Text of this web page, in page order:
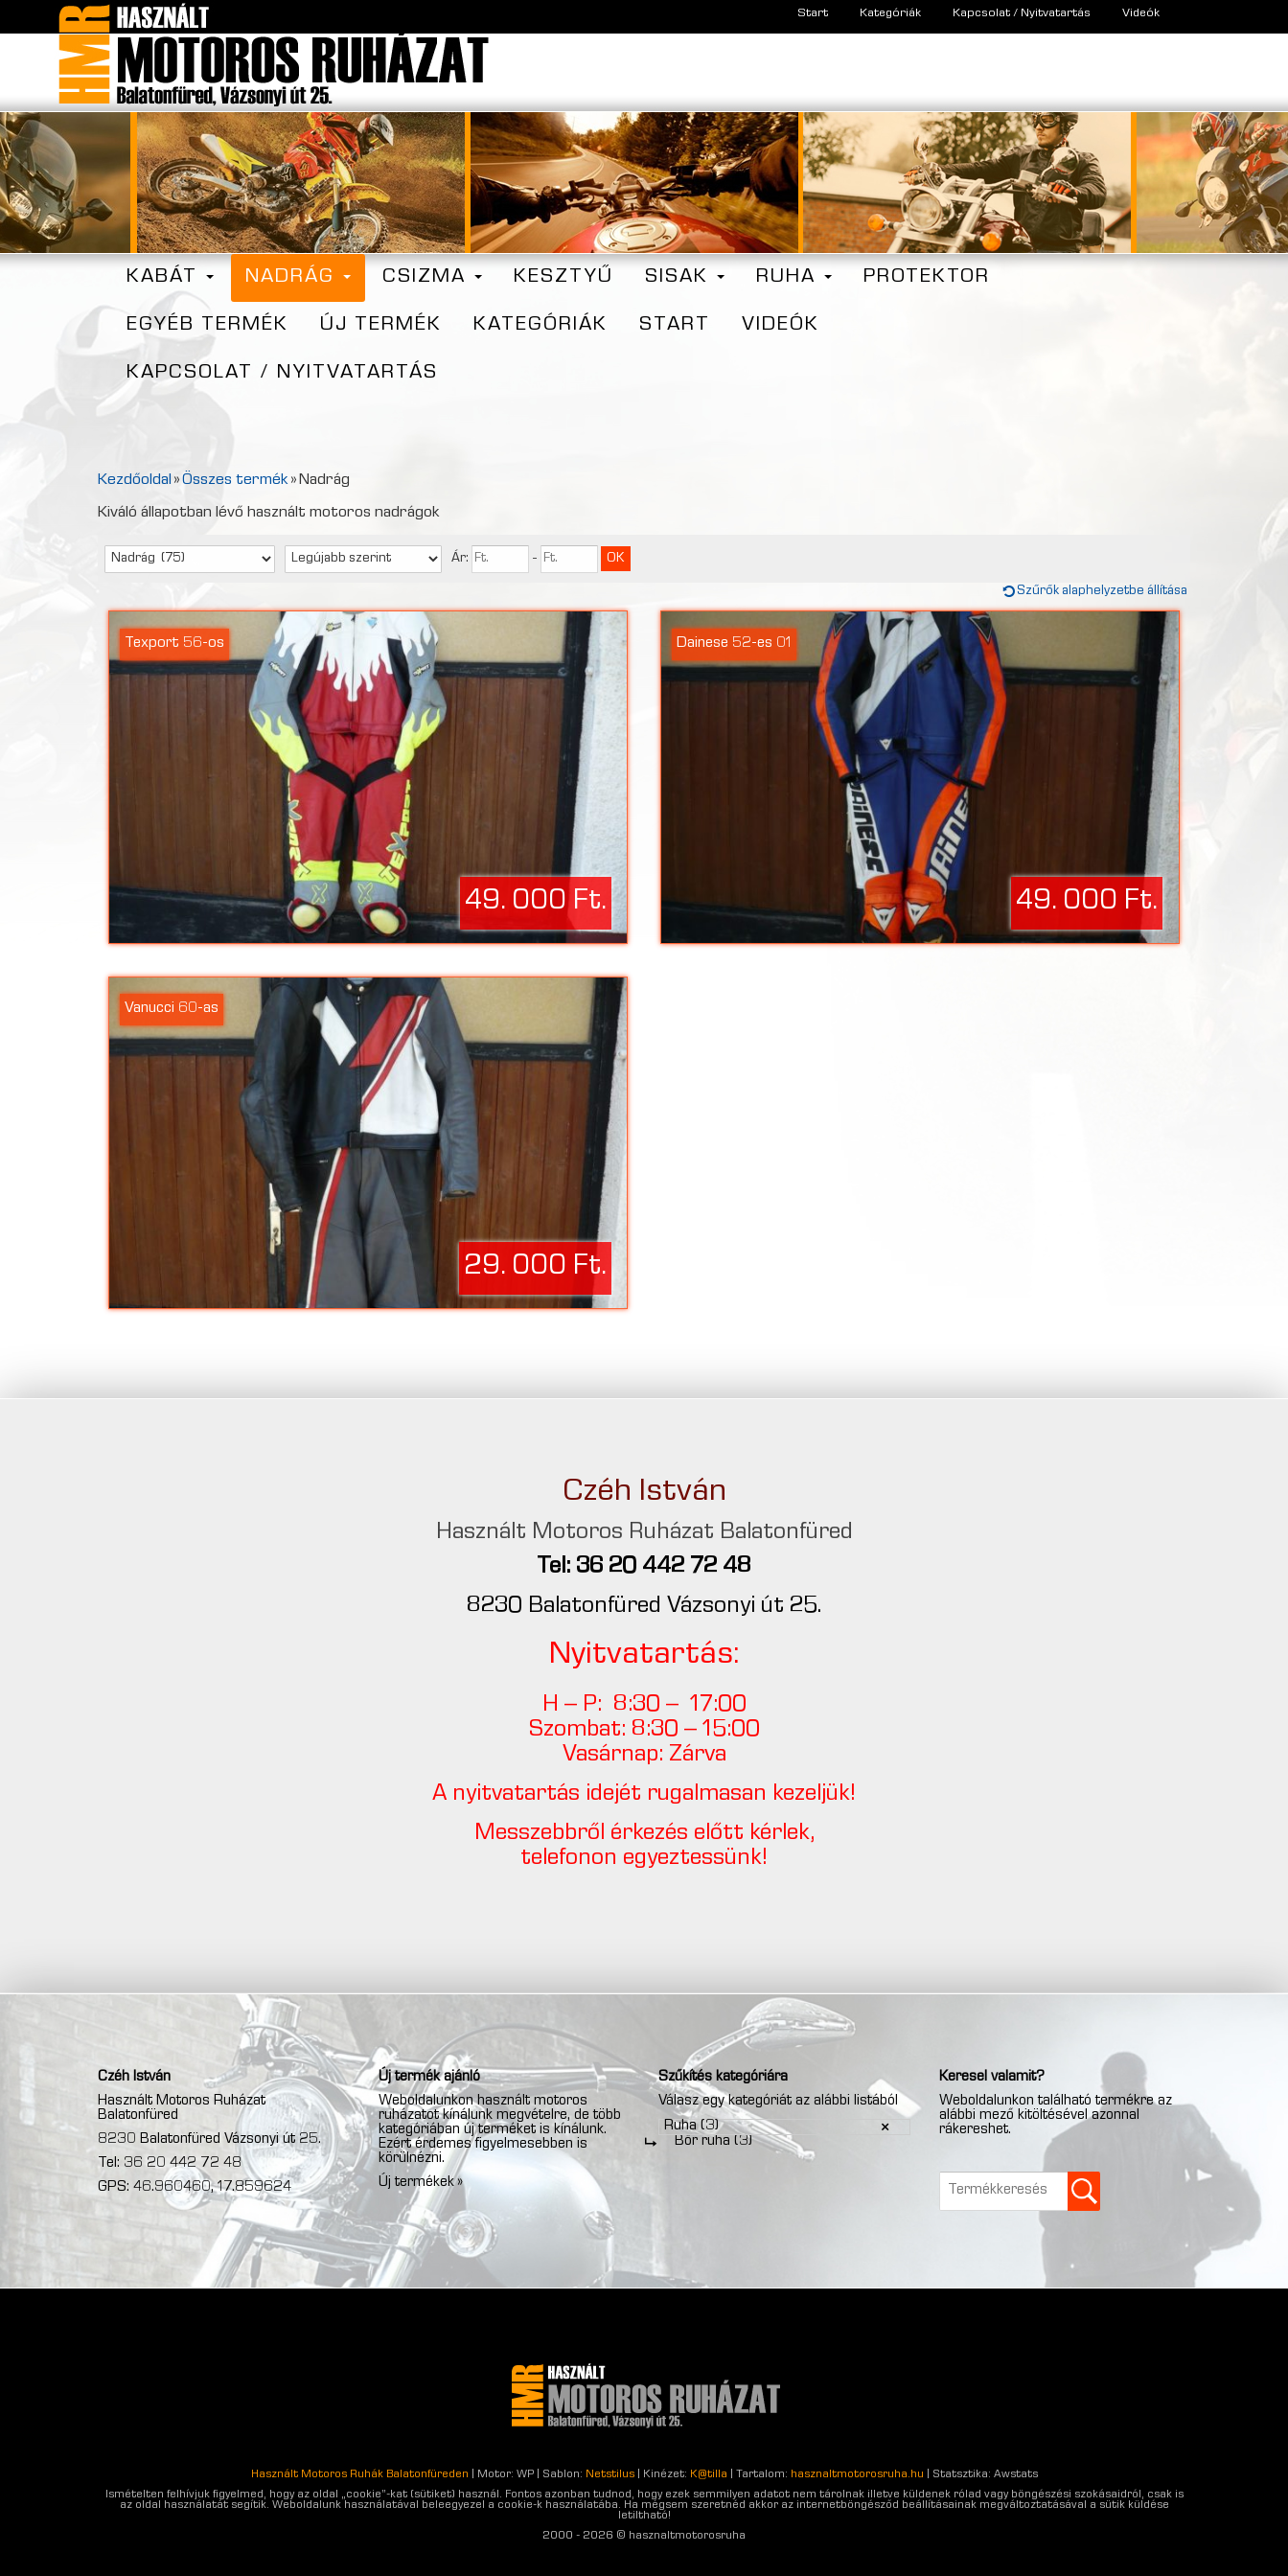
Start Kategóriák Kapcsolat / Nyitvatartás Videók
KABÁT NADRÁG CSIZMA KESZTYŰ SISAK RUHA PROTEKTOR
EGYÉB TERMÉK ÚJ TERMÉK KATEGÓRIÁK START VIDEÓK
KAPCSOLAT / NYITVATARTÁS
Kezdőoldal »Összes termék»Nadrág
Kiváló állapotban lévő használt motoros nadrágok
Ár: -
Szűrők alaphelyzetbe állítása
Texport 56-os
49. 000 Ft.
Dainese 52-es 01
49. 000 Ft.
Vanucci 60-as
29. 000 Ft.
Czéh István
Használt Motoros Ruházat Balatonfüred
Tel: 36 20 442 72 48
8230 Balatonfüred Vázsonyi út 25.
Nyitvatartás:
H – P: 8:30 – 17:00
Szombat: 8:30 – 15:00
Vasárnap: Zárva
A nyitvatartás idejét rugalmasan kezeljük!
Messzebbről érkezés előtt kérlek,
telefonon egyeztessünk!
Czéh István
Használt Motoros Ruházat
Balatonfüred
8230 Balatonfüred Vázsonyi út 25.
Tel: 36 20 442 72 48
GPS: 46.960460, 17.859624
Új termék ajánló
Weboldalunkon használt motoros
ruházatot kínálunk megvételre, de több
kategóriában új terméket is kínálunk.
Ezért érdemes figyelmesebben is
körülnézni.
Új termékek »
Szűkítés kategóriára
Válasz egy kategóriát az alábbi listából
Ruha(3)
Bőr ruha (3)
Keresel valamit?
Weboldalunkon található termékre az
alábbi mező kitöltésével azonnal
rákereshet.
Használt Motoros Ruhák Balatonfüreden | Motor: WP | Sablon: Netstilus| Kinézet: K@tilla | Tartalom: hasznaltmotorosruha.hu | Statsztika: Awstats
Ismételten felhívjuk figyelmed, hogy az oldal „cookie”-kat (sütiket) használ. Fontos azonban tudnod, hogy ezek semmilyen adatot nem tárolnak illetve küldenek rólad vagy böngészési szokásaidról, csak is
az oldal használatát segítik. Weboldalunk használatával beleegyezel a cookie-k használatába. Ha mégsem szeretnéd akkor az internetböngésződ beállításainak megváltoztatásával a sütik küldése
letiltható!
2000 - 2026 © hasznaltmotorosruha